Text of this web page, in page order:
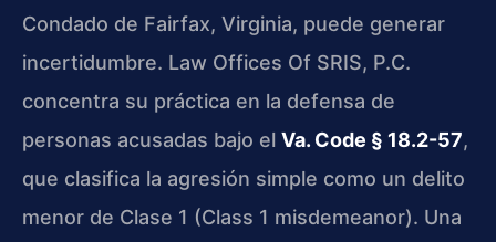
Condado de Fairfax, Virginia, puede generar
incertidumbre. Law Offices Of SRIS, P.C.
concentra su práctica en la defensa de
personas acusadas bajo el Va. Code § 18.2-57,
que clasifica la agresión simple como un delito
menor de Clase 1 (Class 1 misdemeanor). Una